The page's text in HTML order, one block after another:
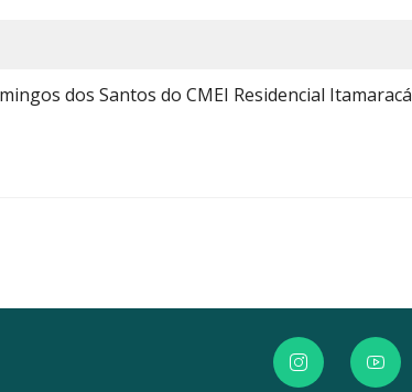
dos Santos do CMEI Residencial Itamaracá